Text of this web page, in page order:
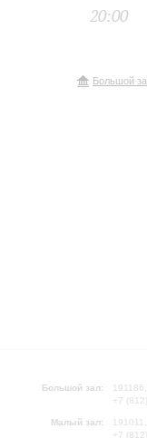
20:00
Большой
Большой зал:
+7
Малый зал:
+7